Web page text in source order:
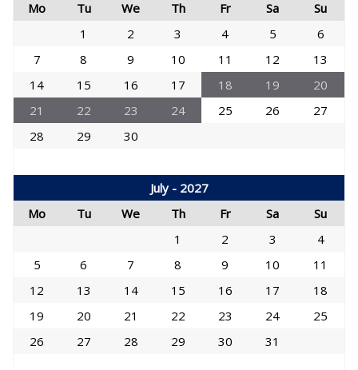
Mo Tu We Th Fr Sa
Su
1
2 3 4 5
6
7
8 9 10 11 12
13
14
15 16 17 18 19
20
21
22 23 24 25 26
27
28
29 30
July - 2027
Mo
Tu We Th Fr Sa
Su
1
2 3
4
5
6 7 8 9 10
11
12
13 14 15 16 17
18
19
20 21 22 23 24
25
26
27 28 29 30 31